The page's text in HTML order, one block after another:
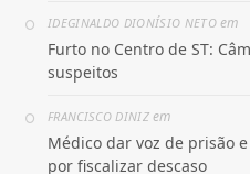
IDEGINALDO DIONÍSIO NETOem
Furto no Centro de ST:
suspeitos
FRANCISCO DINIZem
Médico dar voz de prisão
por fiscalizar descaso